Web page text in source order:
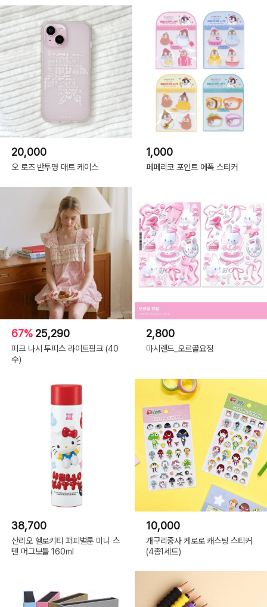
20,000
오 로즈 반투명 매트 케이스
1,000
페페리코 포인트 에폭 스티커
67% 25,290
피크 나시 투피스 라이트핑크 (40
수)
2,800
마시랜드_오르골요정
38,700
산리오 헬로키티 퍼피벌룬 미니 스
텐 머그보틀 160ml
10,000
개구리중사 케로로 캐스팅 스티커
(4종1세트)